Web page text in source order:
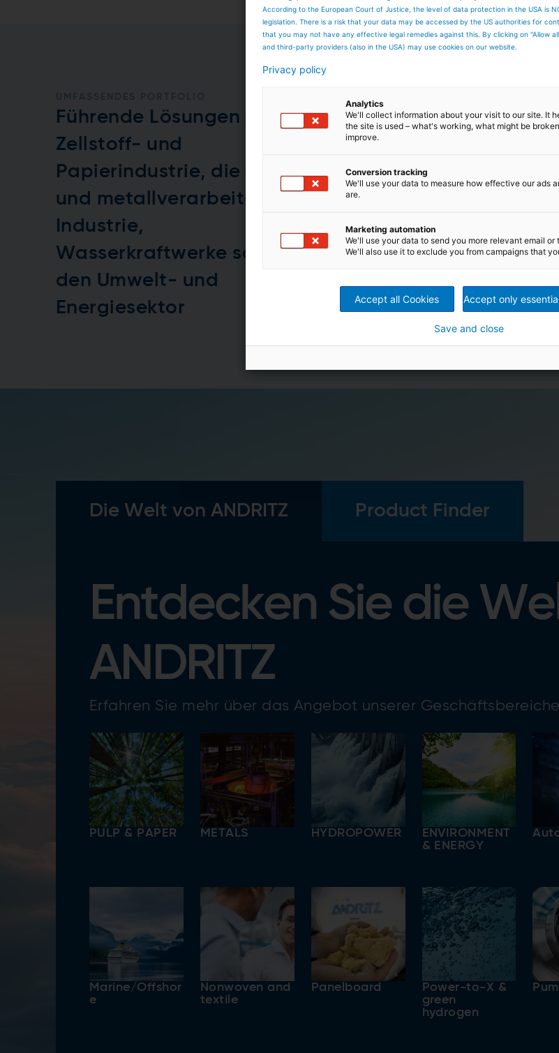
Führende Lösungen für die
Zellstoff- und
Papierindustrie, die Stahl-
und metallverarbeitende
Industrie,
Wasserkraftwerke sowie
den Umwelt- und
Energiesektor
30.000 Beschäftigte
und 280 Standorte in
Ländern weltweit
Die Welt von ANDRITZ Product Finder
Entdecken Sie die
ANDRITZ
Erfahren Sie mehr über das Angebot unserer
PULP & PAPER METALS HYDROPOWER
ENVIRONMENT
& ENERGY
Marine/Offshor
e
Nonwoven and
textile
Panelboard
Power-to-X &
green
hydrogen
According to the European Court of Justice, the level of data protection in the USA is
legislation. There is a risk that your data may be accessed by the US authorities for
that you may not have any effective legal remedies against this. By clicking on "Allow
and third-party providers (also in the USA) may use cookies on our website.
Privacy policy
Analytics
We'll collect information about your visit to our site. It
the site is used – what's working, what might be
improve.
Conversion tracking
We'll use your data to measure how effective our ads
are.
Marketing automation
We'll use your data to send you more relevant email or
We'll also use it to exclude you from campaigns that
Accept all Cookies Accept only
Save and close